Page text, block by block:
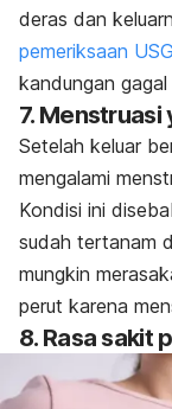
deras dan
pemeriksaan USG
kandungan
7.
Setelah keluar
mengalami
Kondisi ini
sudah tertanam
mungkin
perut karena
8. Rasa sakit